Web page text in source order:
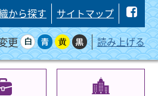
から探す サイトマップ
更 読み上げる